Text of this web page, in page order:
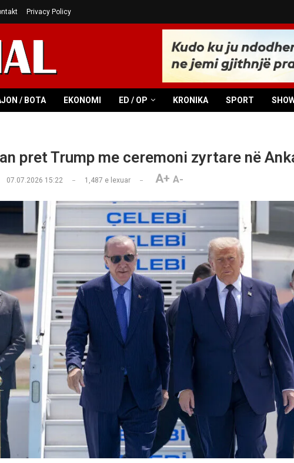
Privacy Policy
/ BOTA EKONOMI ED / OP KRONIKA SPORT
pret Trump me ceremoni zyrtare në
07.07.2026 15:22 1,487 e lexuar A+ A-